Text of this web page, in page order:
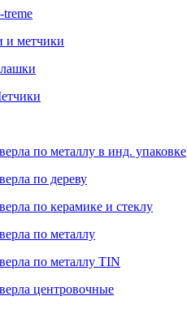
treme
и метчики
по металлу в инд. упаковке
по дереву
по керамике и стеклу
по металлу
по металлу TIN
центровочные